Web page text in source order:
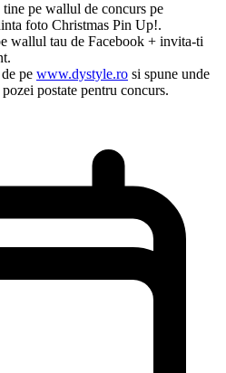
pe wallul de concurs pe
foto Christmas Pin Up!.
wallul tau de Facebook + invita-ti
pe www.dystyle.ro si spune unde
postate pentru concurs.